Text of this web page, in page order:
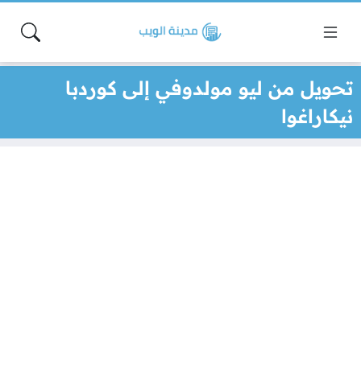
تحويل من ليو مولدوفي إلى كوردبا
نيكاراغوا